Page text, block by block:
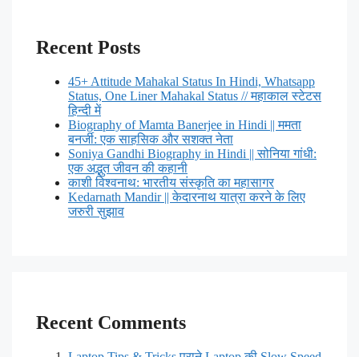
Recent Posts
45+ Attitude Mahakal Status In Hindi, Whatsapp
Status, One Liner Mahakal Status // महाकाल स्टेटस
हिन्दी में
Biography of Mamta Banerjee in Hindi || ममता
बनर्जी: एक साहसिक और सशक्त नेता
Soniya Gandhi Biography in Hindi || सोनिया गांधी:
एक अद्भुत जीवन की कहानी
काशी विश्वनाथ: भारतीय संस्कृति का महासागर
Kedarnath Mandir || केदारनाथ यात्रा करने के लिए
जरुरी सुझाव
Recent Comments